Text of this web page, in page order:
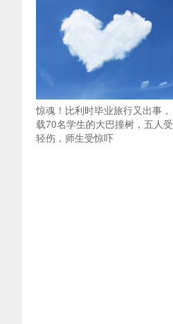
惊魂！比利时毕业旅行又出事，
载70名学生的大巴撞树，五人受
轻伤，师生受惊吓